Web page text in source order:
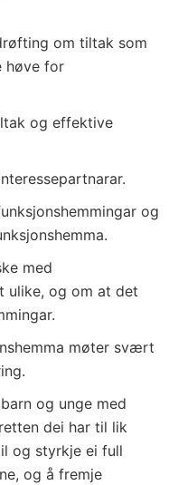
s
k
å
f
o
f
n
s
j
o
n
om tiltak som
høve for
og effektive
og
med
ulike, og om at det
møter svært
og unge med
dei har til lik
og styrkje ei full
og å fremje